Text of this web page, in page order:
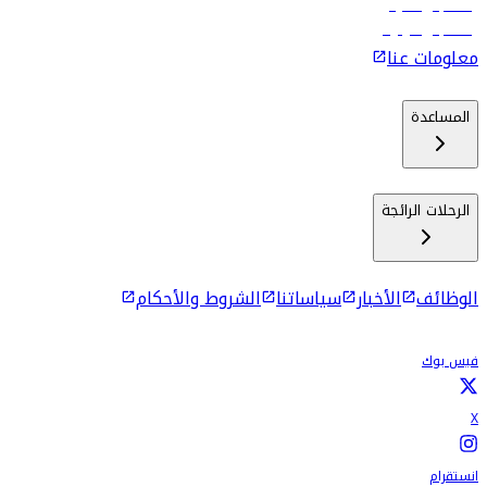
رحلات إلى ماليه
رحلات إلى كولومبو
معلومات عنا
المساعدة
الرحلات الرائجة
الوظائف الأخبار سياساتنا الشروط والأحكام
فيس بوك
X
انستقرام